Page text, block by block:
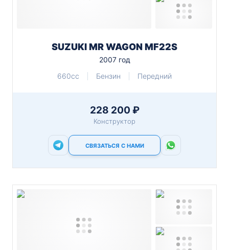
SUZUKI MR WAGON MF22S
2007 год
660cc
Бензин Передний
228 200 ₽
Конструктор
СВЯЗАТЬСЯ С НАМИ